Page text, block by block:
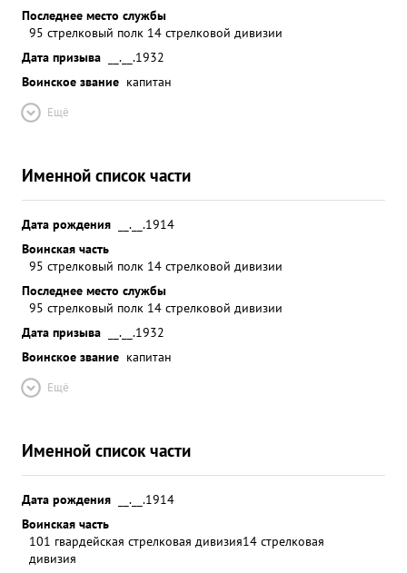
Последнее место службы
95 стрелковый полк 14 стрелковой дивизии
Дата призыва
__.__.1932
Воинское звание капитан
Ещё
Именной список части
Дата рождения
__.__.1914
Воинская часть
95 стрелковый полк 14 стрелковой дивизии
Последнее место службы
95 стрелковый полк 14 стрелковой дивизии
Дата призыва
__.__.1932
Воинское звание капитан
Ещё
Именной список части
Дата рождения
__.__.1914
Воинская часть
101 гвардейская стрелковая дивизия14 стрелковая
дивизия